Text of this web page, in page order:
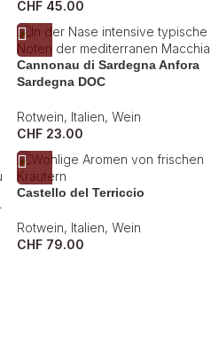
CHF 45.00
Cannonau di Sardegna Anfora
Sardegna DOC
Rotwein, Italien, Wein
CHF 23.00
Castello del Terriccio
Rotwein, Italien, Wein
CHF 79.00